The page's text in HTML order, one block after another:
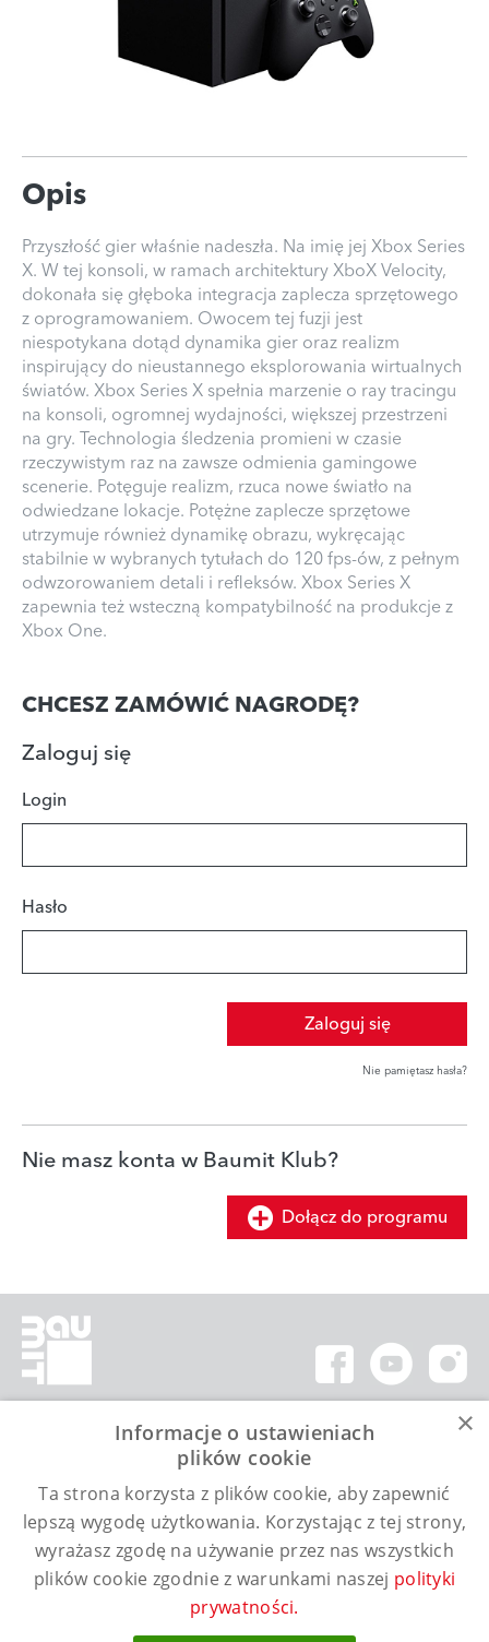
Opis
Przyszłość gier właśnie nadeszła. Na imię jej Xbox Series
X. W tej konsoli, w ramach architektury XboX Velocity,
dokonała się głęboka integracja zaplecza sprzętowego
z oprogramowaniem. Owocem tej fuzji jest
niespotykana dotąd dynamika gier oraz realizm
inspirujący do nieustannego eksplorowania wirtualnych
światów. Xbox Series X spełnia marzenie o ray tracingu
na konsoli, ogromnej wydajności, większej przestrzeni
na gry. Technologia śledzenia promieni w czasie
rzeczywistym raz na zawsze odmienia gamingowe
scenerie. Potęguje realizm, rzuca nowe światło na
odwiedzane lokacje. Potężne zaplecze sprzętowe
utrzymuje również dynamikę obrazu, wykręcając
stabilnie w wybranych tytułach do 120 fps-ów, z pełnym
odwzorowaniem detali i refleksów. Xbox Series X
zapewnia też wsteczną kompatybilność na produkcje z
Xbox One.
CHCESZ ZAMÓWIĆ NAGRODĘ?
Zaloguj się
Login
Hasło
Zaloguj się
Nie pamiętasz hasła?
Nie masz konta w Baumit Klub?
Dołącz do programu
Infolinia (pon. – pt. / 9:00 - 17:00)
Telefon: 505 414 844
E-mail:info@baumitklub.pl
Regulamin
×
Informacje o ustawieniach
plików cookie
Ta strona korzysta z plików cookie, aby zapewnić
lepszą wygodę użytkowania. Korzystając z tej strony,
wyrażasz zgodę na używanie przez nas wszystkich
plików cookie zgodnie z warunkami naszej polityki
prywatności.